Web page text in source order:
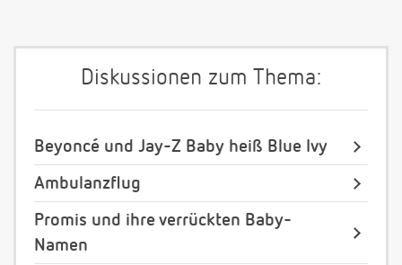
Diskussionen zum Thema:
Beyoncé und Jay-Z Baby heiß Blue Ivy
Ambulanzflug
Promis und ihre verrückten Baby-
Namen